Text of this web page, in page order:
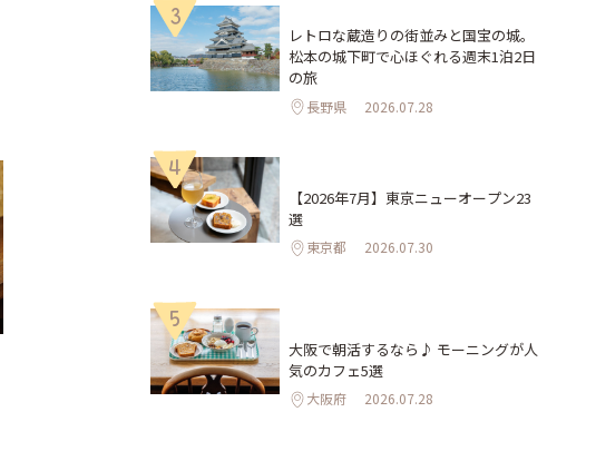
3
レトロな蔵造りの街並みと国宝の城。
松本の城下町で心ほぐれる週末1泊2日
の旅
長野県 2026.07.28
4
【2026年7月】東京ニューオープン23
選
東京都 2026.07.30
5
大阪で朝活するなら♪ モーニングが人
気のカフェ5選
大阪府 2026.07.28